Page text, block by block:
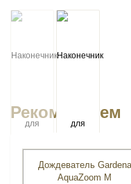
Рекомендуем
Дождеватель Gardena
AquaZoom M